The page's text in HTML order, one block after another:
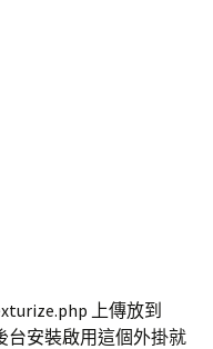
上傳放到
安裝啟用這個外掛就